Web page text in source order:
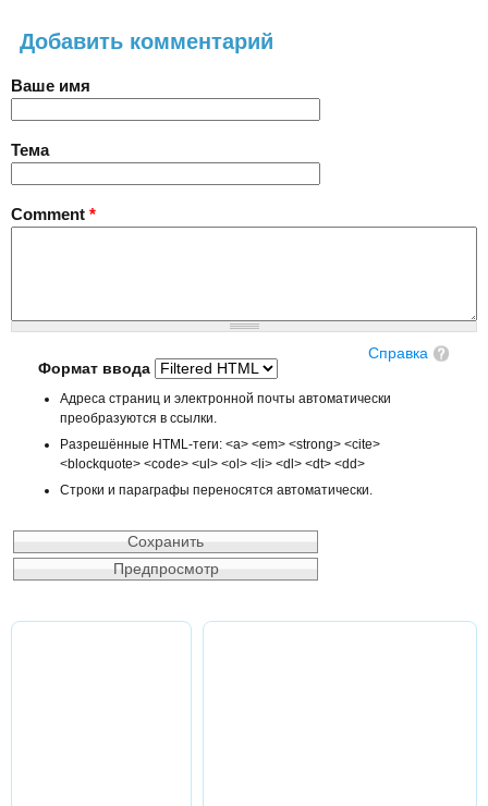
Добавить комментарий
Ваше имя
Тема
Comment *
Справка
Формат ввода
Адреса страниц и электронной почты автоматически
преобразуются в ссылки.
Разрешённые HTML-теги: <a> <em> <strong> <cite>
<blockquote> <code> <ul> <ol> <li> <dl> <dt> <dd>
Строки и параграфы переносятся автоматически.